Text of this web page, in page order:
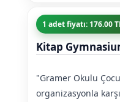
1 adet fiyatı: 176.00
Kitap
"Gramer Okulu
organizasyonla